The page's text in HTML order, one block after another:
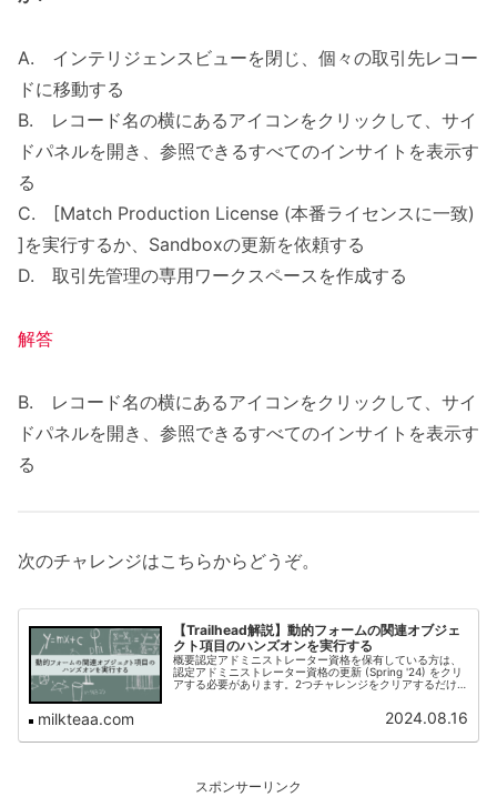
A. インテリジェンスビューを閉じ、個々の取引先レコー
ドに移動する
B. レコード名の横にあるアイコンをクリックして、サイ
ドパネルを開き、参照できるすべてのインサイトを表示す
る
C. [Match Production License (本番ライセンスに一致)
]を実行するか、Sandboxの更新を依頼する
D. 取引先管理の専用ワークスペースを作成する
解答
B. レコード名の横にあるアイコンをクリックして、サイ
ドパネルを開き、参照できるすべてのインサイトを表示す
る
次のチャレンジはこちらからどうぞ。
【Trailhead解説】動的フォームの関連オブジェ
クト項目のハンズオンを実行する
概要認定アドミニストレーター資格を保有している方は、
認定アドミニストレーター資格の更新 (Spring '24) をクリ
アする必要があります。2つチャレンジをクリアするだけ
milkteaa.com 2024.08.16
スポンサーリンク